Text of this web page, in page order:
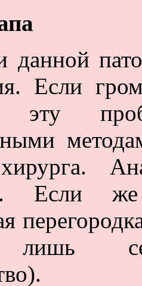
данной
Если
хирурга.
Если
лишь